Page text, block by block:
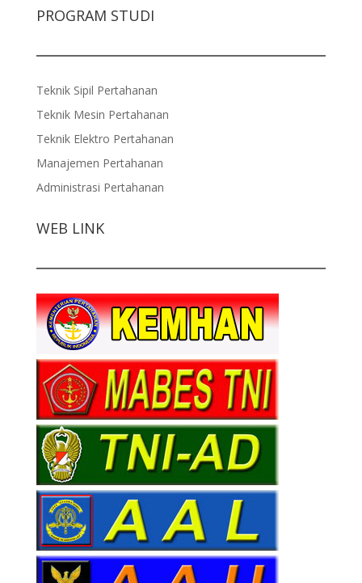
PROGRAM STUDI
Teknik Sipil Pertahanan
Teknik Mesin Pertahanan
Teknik Elektro Pertahanan
Manajemen Pertahanan
Administrasi Pertahanan
WEB LINK